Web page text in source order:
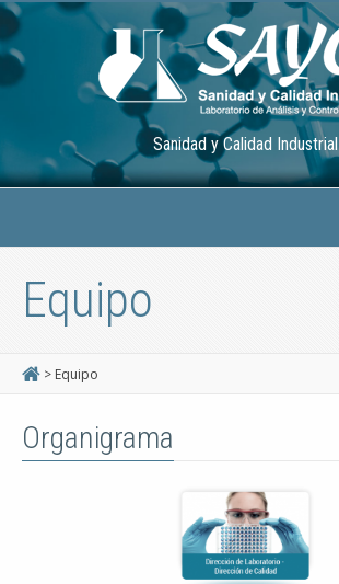
Sanidad y Calidad Industrial
Equipo
> Equipo
Organigrama